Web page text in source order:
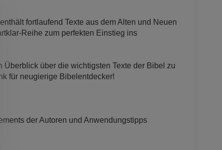
fortlaufend Texte aus dem Alten und Neuen
Reihe zum perfekten Einstieg ins
über die wichtigsten Texte der Bibel zu
für neugierige Bibelentdecker!
der Autoren und Anwendungstipps